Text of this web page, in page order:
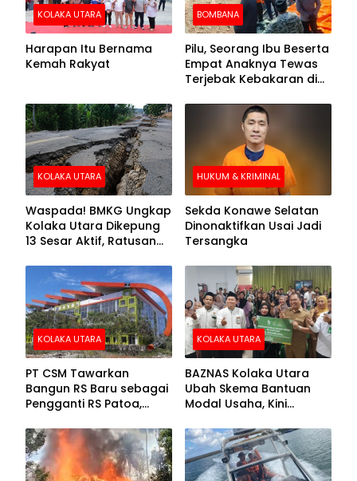
KOLAKA UTARA
Harapan Itu Bernama
Kemah Rakyat
BOMBANA
Pilu, Seorang Ibu Beserta
Empat Anaknya Tewas
Terjebak Kebakaran di
KOLAKA UTARA
Waspada! BMKG Ungkap
Kolaka Utara Dikepung
13 Sesar Aktif, Ratusan
HUKUM & KRIMINAL
Sekda Konawe Selatan
Dinonaktifkan Usai Jadi
Tersangka
KOLAKA UTARA
PT CSM Tawarkan
Bangun RS Baru sebagai
Pengganti RS Patoa,
Kolut
KOLAKA UTARA
BAZNAS Kolaka Utara
Ubah Skema Bantuan
Modal Usaha, Kini
Barang Senilai Rp419,5
Juta